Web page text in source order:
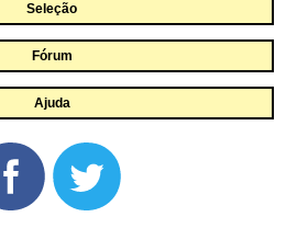
Seleção
Fórum
Ajuda